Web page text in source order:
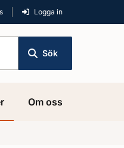
Logga in
Sök
Om oss